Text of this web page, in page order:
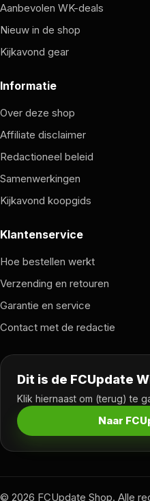
Aanbevolen WK-deals
Nieuw in de shop
Kijkavond gear
Informatie
Over deze shop
Affiliate disclaimer
Redactioneel beleid
Samenwerkingen
Kijkavond koopgids
Klantenservice
Hoe bestellen werkt
Verzending en retouren
Garantie en service
Contact met de redactie
Dit is de FCUpdate
Klik hiernaast om (terug) te
Naar
© 2026 FCUpdate Shop. Alle